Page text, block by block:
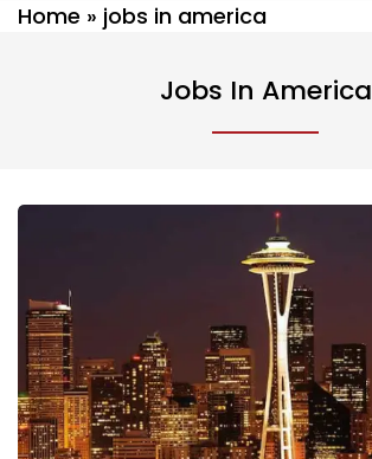
Home » jobs in america
Jobs In America